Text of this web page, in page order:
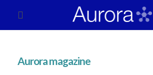
Aurora magazine